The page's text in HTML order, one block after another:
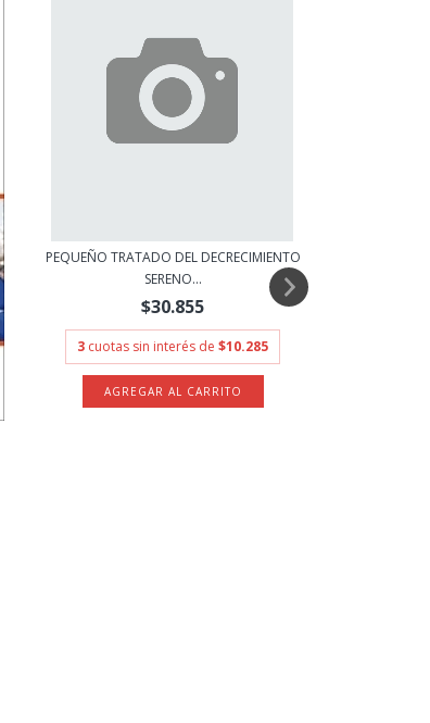
PEQUEÑO TRATADO DEL DECRECIMIENTO
SERENO...
$30.855
3 cuotas sin interés de $10.285